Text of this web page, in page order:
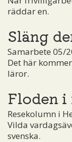
räddar en.
Släng
Samarbete 05/
Det här
läror.
Floden
Resekolumn i
Vilda
svenska.